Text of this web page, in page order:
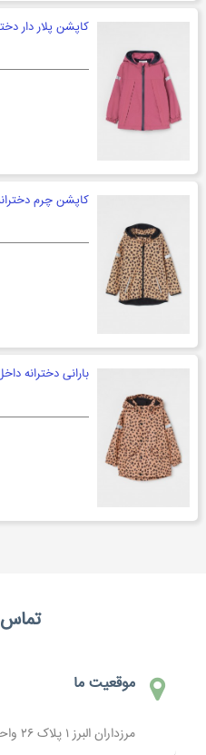
کاپشن پلار دار
کاپشن چرم
بارانی دخترانه
تماس
موقعیت ما
مرزداران البرز ۱ پلاک ۲۶ واحد ۹